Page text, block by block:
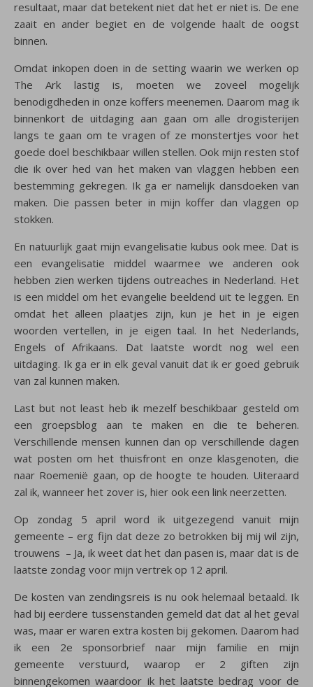
resultaat, maar dat betekent niet dat het er niet is. De ene
zaait en ander begiet en de volgende haalt de oogst
binnen.
Omdat inkopen doen in de setting waarin we werken op
The Ark lastig is, moeten we zoveel mogelijk
benodigdheden in onze koffers meenemen. Daarom mag ik
binnenkort de uitdaging aan gaan om alle drogisterijen
langs te gaan om te vragen of ze monstertjes voor het
goede doel beschikbaar willen stellen. Ook mijn resten stof
die ik over hed van het maken van vlaggen hebben een
bestemming gekregen. Ik ga er namelijk dansdoeken van
maken. Die passen beter in mijn koffer dan vlaggen op
stokken.
En natuurlijk gaat mijn evangelisatie kubus ook mee. Dat is
een evangelisatie middel waarmee we anderen ook
hebben zien werken tijdens outreaches in Nederland. Het
is een middel om het evangelie beeldend uit te leggen. En
omdat het alleen plaatjes zijn, kun je het in je eigen
woorden vertellen, in je eigen taal. In het Nederlands,
Engels of Afrikaans. Dat laatste wordt nog wel een
uitdaging. Ik ga er in elk geval vanuit dat ik er goed gebruik
van zal kunnen maken.
Last but not least heb ik mezelf beschikbaar gesteld om
een groepsblog aan te maken en die te beheren.
Verschillende mensen kunnen dan op verschillende dagen
wat posten om het thuisfront en onze klasgenoten, die
naar Roemenië gaan, op de hoogte te houden. Uiteraard
zal ik, wanneer het zover is, hier ook een link neerzetten.
Op zondag 5 april word ik uitgezegend vanuit mijn
gemeente – erg fijn dat deze zo betrokken bij mij wil zijn,
trouwens – Ja, ik weet dat het dan pasen is, maar dat is de
laatste zondag voor mijn vertrek op 12 april.
De kosten van zendingsreis is nu ook helemaal betaald. Ik
had bij eerdere tussenstanden gemeld dat dat al het geval
was, maar er waren extra kosten bij gekomen. Daarom had
ik een 2e sponsorbrief naar mijn familie en mijn
gemeente verstuurd, waarop er 2 giften zijn
binnengekomen waardoor ik het laatste bedrag voor de